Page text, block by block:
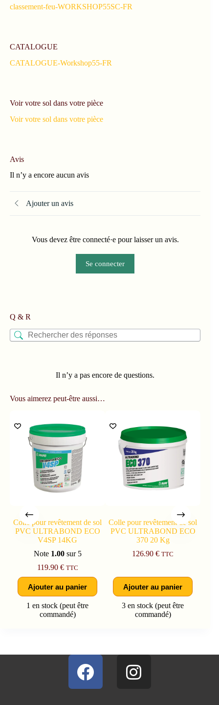
classement-feu-WORKSHOP55SC-FR
CATALOGUE
CATALOGUE-Workshop55-FR
Voir votre sol dans votre pièce
Voir votre sol dans votre pièce
Avis
Il n’y a encore aucun avis
Ajouter un avis
Vous devez être connecté·e pour laisser un avis.
Se connecter
Q & R
Il n’y a pas encore de questions.
Vous aimerez peut-être aussi…
Colle pour revêtement de sol
PVC ULTRABOND ECO
V4SP 14KG
Note 1.00sur 5
119.90 € TTC
Ajouter au panier
1 en stock (peut être
commandé)
Colle pour revêtement de sol
PVC ULTRABOND ECO
370 20 Kg
126.90€ TTC
Ajouter au panier
3 en stock (peut être
commandé)